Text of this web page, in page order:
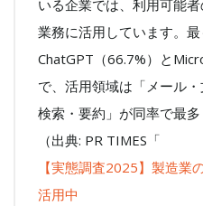
いる企業では、利用可能
業務に活用しています。
ChatGPT（66.7%）と
で、活用領域は「メール
検索・要約」が同率で最
（出典: PR TIMES「
【実態調査2025】製造業
活用中